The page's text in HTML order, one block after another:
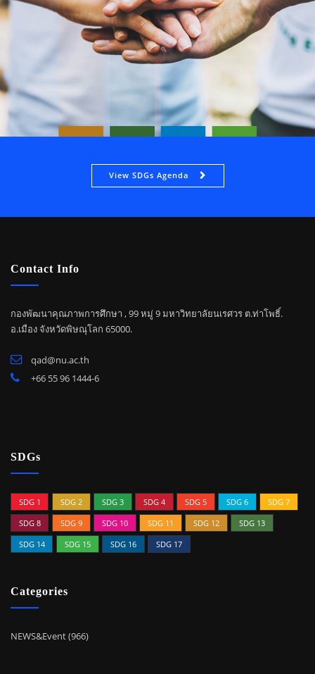
View SDGs Agenda
Contact Info
กองพัฒนาคุณภาพการศึกษา , 99 หมู่ 9 มหาวิทยาลัยนเรศวร ต.ท่าโพธิ์.
อ.เมือง จังหวัดพิษณุโลก 65000.
qad@nu.ac.th
+66 55 96 1444-6
SDGs
SDG 1 SDG 2 SDG 3 SDG 4 SDG 5 SDG 6
SDG 7
SDG 8
SDG 9 SDG 10 SDG 11 SDG 12
SDG 13
SDG 14
SDG 15 SDG 16 SDG 17
Categories
NEWS&Event (966)